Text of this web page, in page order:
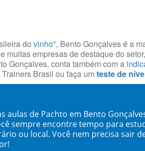
do vinho", Bento Gonçalves é a
muitas empresas de destaque do
Gonçalves, conta também com a
Brasil ou faça um teste de
aulas de Pachto em Bento
sempre encontre tempo para
ou local. Você nem precisa sair